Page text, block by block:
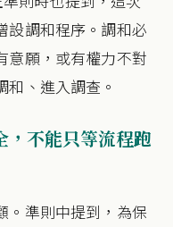
設調和程序。調和必
意願，或有權力不對
、進入調查。
，不能只等流程跑
。準則中提到，為保